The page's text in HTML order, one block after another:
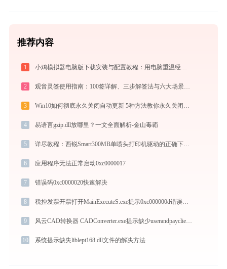
推荐内容
1 小鸡模拟器电脑版下载安装与配置教程：用电脑重温经典街机与掌机游戏
2 观音灵签使用指南：100签详解、三步解签法与六大场景解读
3
4 易语言gzip.dll放哪里？一文全面解析-金山毒霸
5 详尽教程：西锐Smart300MB单喷头打印机驱动的正确下载与安装方式
6 应用程序无法正常启动0xc0000017
7 错误码0xc0000020快速解决
8 税控发票开票打开MainExecuteS.exe提示0xc000000d错误码怎么办
9 风云CAD转换器 CADConverter.exe提示缺少userandpayclient.dll文件的解决办法
10 系统提示缺失liblept168.dll文件的解决方法